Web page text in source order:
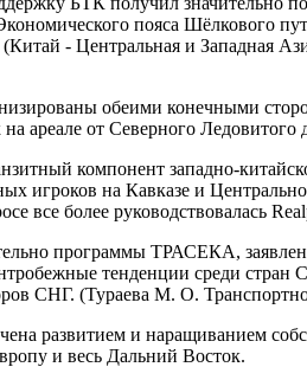
пояса Шёлкового
(Китай - Центральная и
обеими конечными
ареале от Северного
компонент западно-
игроков на Кавказе и
все более руководствовалась
программы ТРАСЕКА,
тенденции среди
СНГ. (Тураева М. О.
развитием и наращиванием
и весь Дальний Bосток.